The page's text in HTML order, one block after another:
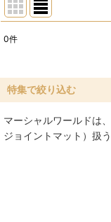
並び順:
0件
特集で絞り込む
空手
マーシャルワールドは
ジョイントマット）扱